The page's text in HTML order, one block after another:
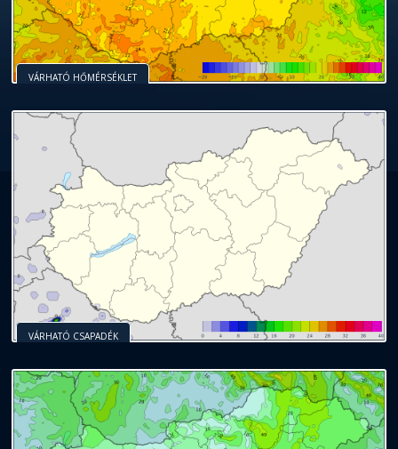
VÁRHATÓ HŐMÉRSÉKLET
VÁRHATÓ CSAPADÉK